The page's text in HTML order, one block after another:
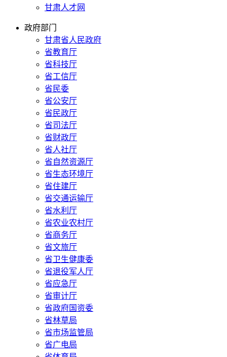
甘肃人才网
政府部门
甘肃省人民政府
省教育厅
省科技厅
省工信厅
省民委
省公安厅
省民政厅
省司法厅
省财政厅
省人社厅
省自然资源厅
省生态环境厅
省住建厅
省交通运输厅
省水利厅
省农业农村厅
省商务厅
省文旅厅
省卫生健康委
省退役军人厅
省应急厅
省审计厅
省政府国资委
省林草局
省市场监管局
省广电局